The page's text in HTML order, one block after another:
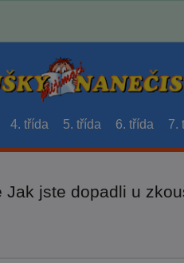
4. třída 5. třída 6. třída 7.
Jak jste dopadli u